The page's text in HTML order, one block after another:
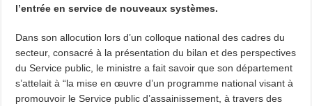
l’entrée en service de nouveaux systèmes.
Dans son allocution lors d’un colloque national des cadres du
secteur, consacré à la présentation du bilan et des perspectives
du Service public, le ministre a fait savoir que son département
s’attelait à “la mise en œuvre d’un programme national visant à
promouvoir le Service public d’assainissement, à travers des